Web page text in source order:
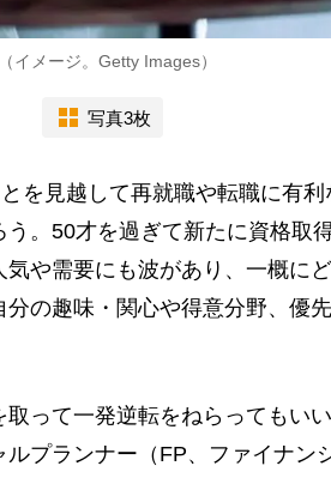
イメージ。Getty Images）
写真3枚
を見越して再就職や転職に有利
。50才を過ぎて新たに資格取
や需要にも波があり、一概に
の趣味・関心や得意分野、優
って一発逆転をねらってもい
プランナー（FP、ファイナン